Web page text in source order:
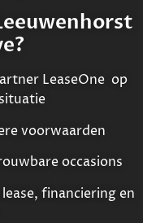
LeaseOne op
voorwaarden
occasions
financiering en